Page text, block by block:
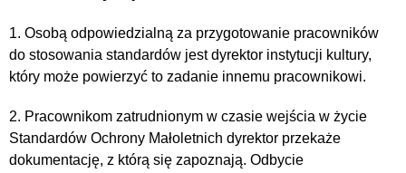
1. Osobą odpowiedzialną za przygotowanie pracowników
do stosowania standardów jest dyrektor instytucji kultury,
który może powierzyć to zadanie innemu pracownikowi.
2. Pracownikom zatrudnionym w czasie wejścia w życie
Standardów Ochrony Małoletnich dyrektor przekaże
dokumentację, z którą się zapoznają. Odbycie